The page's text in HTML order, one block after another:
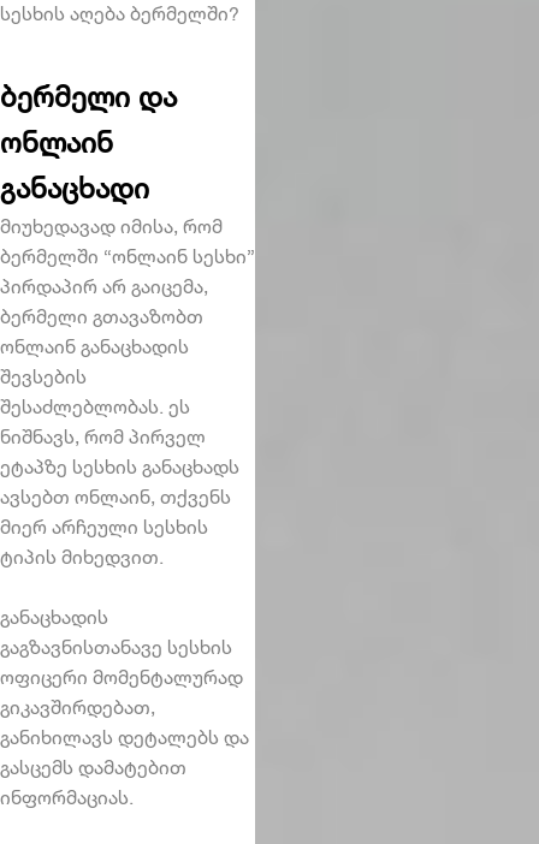
სესხის აღება ბერმელში?
ბერმელი და
ონლაინ
განაცხადი
მიუხედავად იმისა, რომ
ბერმელში “ონლაინ სესხი”
პირდაპირ არ გაიცემა,
ბერმელი გთავაზობთ
ონლაინ განაცხადის
შევსების
შესაძლებლობას. ეს
ნიშნავს, რომ პირველ
ეტაპზე სესხის განაცხადს
ავსებთ ონლაინ, თქვენს
მიერ არჩეული სესხის
ტიპის მიხედვით.
განაცხადის
გაგზავნისთანავე სესხის
ოფიცერი მომენტალურად
გიკავშირდებათ,
განიხილავს დეტალებს და
გასცემს დამატებით
ინფორმაციას.